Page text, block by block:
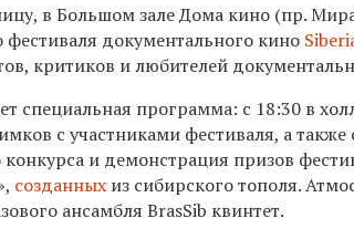
в Большом зале Дома кино (пр.
документального кино
критиков и любителей
специальная программа: с 18:30 в
с участниками фестиваля, а
и демонстрация призов
созданных из сибирского тополя.
ансамбля BrasSib квинтет.